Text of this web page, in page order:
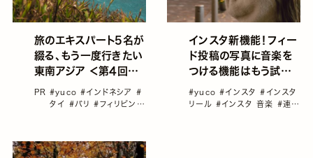
旅のエキスパート5名が
綴る、もう一度行きたい
東南アジア ＜第4回＞
訪れるたびに魅力が増
す国「インドネシア」／
PR #yuco#インドネシア #
タイ #バリ#フィリピン#
インスタ新機能！フィー
ド投稿の写真に音楽を
つける機能はもう試し
た？ホリデーシーズンに
ピッタリの音楽をつけて
#yuco#インスタ#インスタ
リール #インスタ 音楽 #連載